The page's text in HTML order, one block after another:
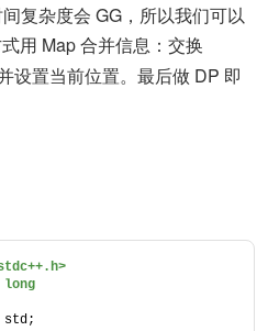
复杂度会 GG，所以我们可以
用 Map 合并信息：交换
设置当前位置。最后做 DP 即
std;